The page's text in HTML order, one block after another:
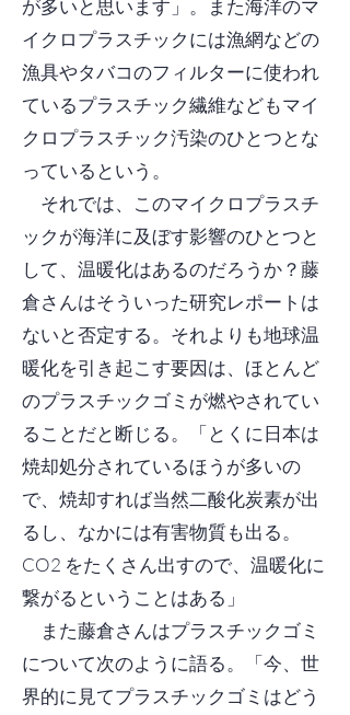
が多いと思います」。また海洋のマ
イクロプラスチックには漁網などの
漁具やタバコのフィルターに使われ
ているプラスチック繊維などもマイ
クロプラスチック汚染のひとつとな
っているという。
それでは、このマイクロプラスチ
ックが海洋に及ぼす影響のひとつと
して、温暖化はあるのだろうか？藤
倉さんはそういった研究レポートは
ないと否定する。それよりも地球温
暖化を引き起こす要因は、ほとんど
のプラスチックゴミが燃やされてい
ることだと断じる。「とくに日本は
焼却処分されているほうが多いの
で、焼却すれば当然二酸化炭素が出
るし、なかには有害物質も出る。
CO2 をたくさん出すので、温暖化に
繋がるということはある」
また藤倉さんはプラスチックゴミ
について次のように語る。「今、世
界的に見てプラスチックゴミはどう